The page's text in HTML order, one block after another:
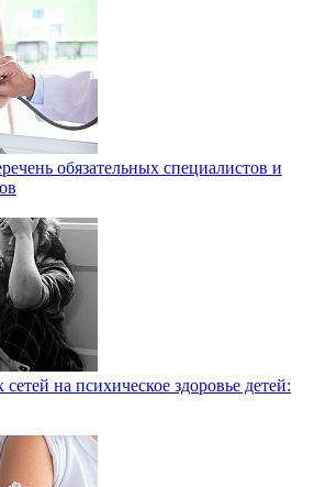
обязательных специалистов и
на психическое здоровье детей: